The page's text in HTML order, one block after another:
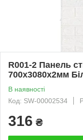
R001-2 Панель
700х3080х2мм
В наявності
Код: SW-00002534
316 ₴